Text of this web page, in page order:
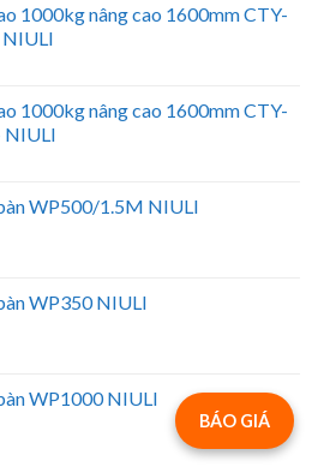
1000kg nâng cao 1600mm CTY-
1000kg nâng cao 1600mm CTY-
NIULI
WP500/1.5M NIULI
WP350 NIULI
WP1000 NIULI
BÁO GIÁ